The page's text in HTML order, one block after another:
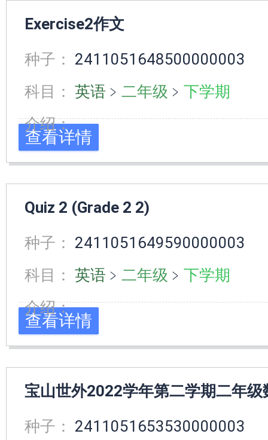
Exercise2作文
种子： 2411051648500000003
科目： 英语 ﹥ 二年级 ﹥ 下学期
介绍：
查看详情
Quiz 2 (Grade 2 2)
种子： 2411051649590000003
科目： 英语 ﹥ 二年级 ﹥ 下学期
介绍：
查看详情
宝山世外2022学年第二学期二年
种子： 2411051653530000003